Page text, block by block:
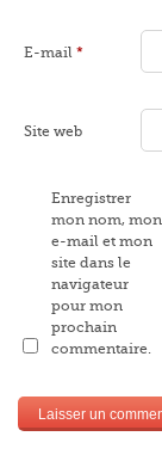
E-mail*
Site web
Enregistrer
mon nom, mon
e-mail et mon
site dans le
navigateur
pour mon
prochain
commentaire.